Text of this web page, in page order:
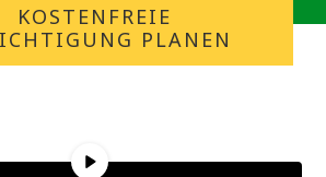
KOSTENFREIE
PLANEN